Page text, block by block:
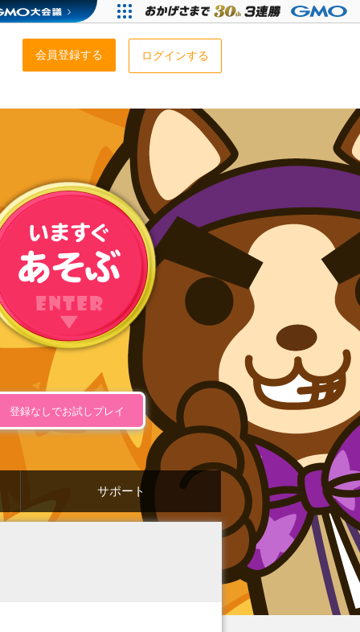
会員登録する ログインする
登録なしでお試しプレイ
サポート